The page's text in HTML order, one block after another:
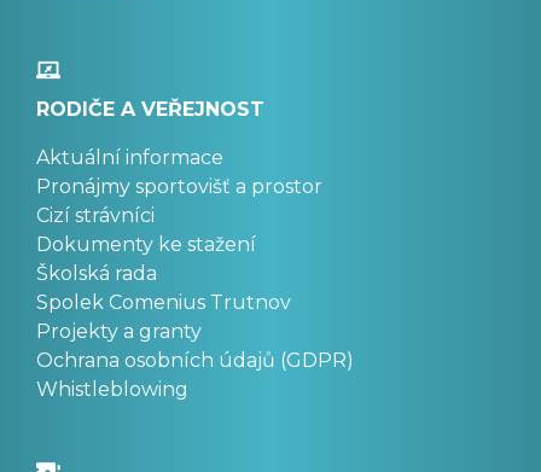
RODIČE A VEŘEJNOST
Aktuální informace
Pronájmy sportovišť a prostor
Cizí strávníci
Dokumenty ke stažení
Školská rada
Spolek Comenius Trutnov
Projekty a granty
Ochrana osobních údajů (GDPR)
Whistleblowing